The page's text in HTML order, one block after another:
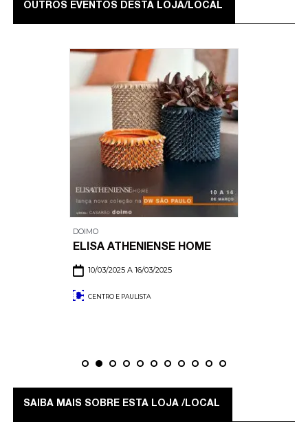
OUTROS EVENTOS DESTA LOJA/LOCAL
DOIMO
ELISA ATHENIENSE HOME
10/03/2025 A 16/03/2025
CENTRO E PAULISTA
SAIBA MAIS SOBRE ESTA LOJA /LOCAL